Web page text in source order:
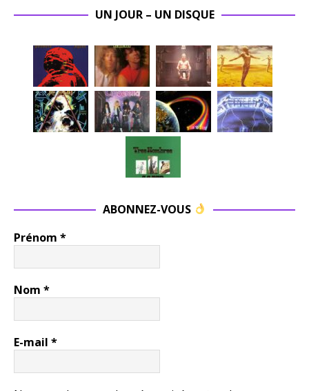
UN JOUR – UN DISQUE
ABONNEZ-VOUS
Prénom *
Nom *
E-mail *